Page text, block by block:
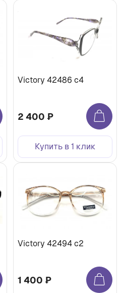
Victory 42486 c4
2 400 ₽
Купить в 1 клик
Victory 42494 c2
1 400 ₽